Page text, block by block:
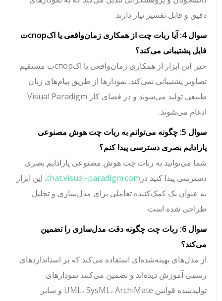
دقیق و قابل تفسیر نیاز دارند.
سوال 4: آیا ربات چت از همکاری زمان‌واقعی یا اکспорت
فایل پشتیبانی می‌کند؟
خیر. این ابزار از همکاری زمان‌واقعی یا اکспорت مستقیم
تصاویر پشتیبانی نمی‌کند. نمودارها از طریق پیام‌های زبان
طبیعی تولید می‌شوند و در فضای کار Visual Paradigm
ادغام می‌شوند.
سوال 5: چگونه می‌توانم به ربات چت هوش مصنوعی
پارادایم بصری دسترسی پیدا کنم؟
شما می‌توانید به ربات چت هوش مصنوعی پارادایم بصری
دسترسی پیدا کنید درchat.visual-paradigm.com. این ابزار
به عنوان یک کمک‌کننده تعاملی برای مدل‌سازی و تحلیل
طراحی شده است.
سوال 6: ربات چت چگونه دقت مدل‌سازی را تضمین
می‌کند؟
از مدل‌های بهینه‌شده‌ای استفاده می‌کند که بر استانداردهای
رسمی آموزش دیده‌اند و تضمین می‌کنند نمودارهای
تولیدشده قوانین UML، SysML، ArchiMate و سایر